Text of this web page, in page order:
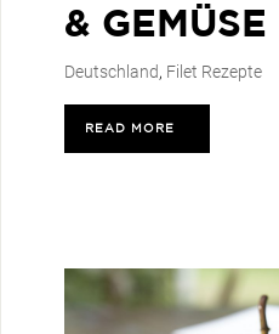
& GEMÜSE
Deutschland, Filet Rezepte
READ MORE